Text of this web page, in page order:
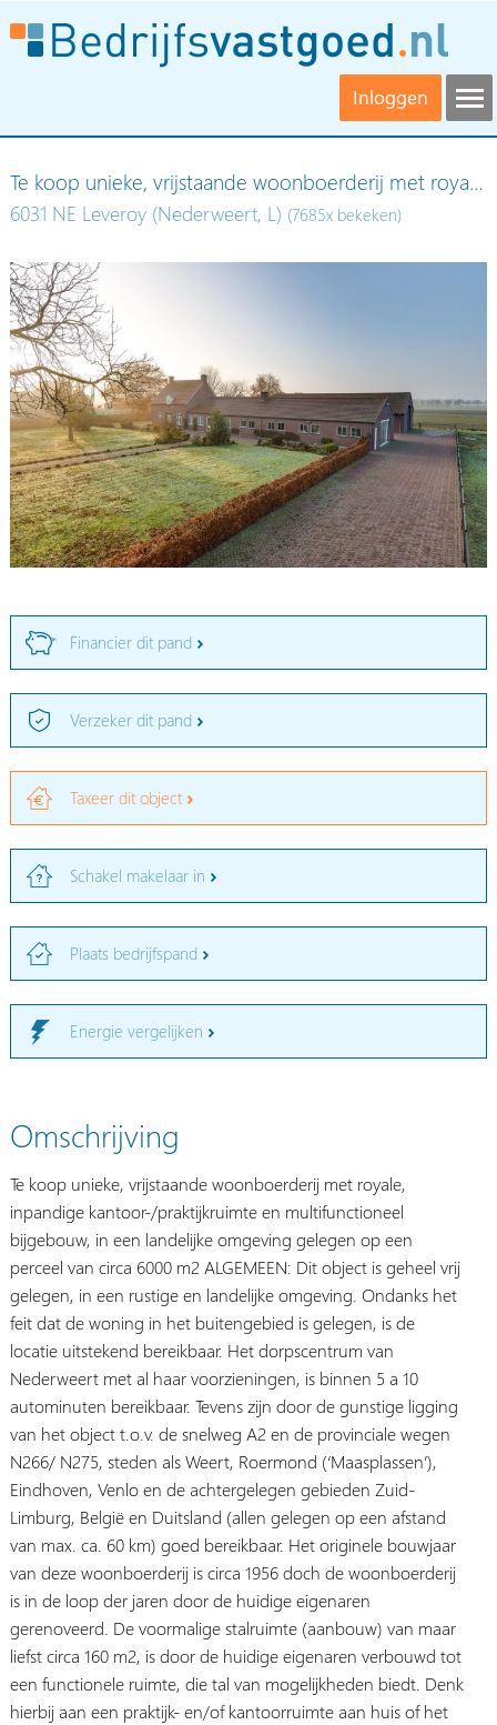
Inloggen
Te koop unieke, vrijstaande woonboerderij met roya…
6031 NE Leveroy (Nederweert, L) (7685x bekeken)
Financier dit pand
Verzeker dit pand
Taxeer dit object
Schakel makelaar in
Plaats bedrijfspand
Energie vergelijken
Omschrijving
Te koop unieke, vrijstaande woonboerderij met royale,
inpandige kantoor-/praktijkruimte en multifunctioneel
bijgebouw, in een landelijke omgeving gelegen op een
perceel van circa 6000 m2 ALGEMEEN: Dit object is geheel vrij
gelegen, in een rustige en landelijke omgeving. Ondanks het
feit dat de woning in het buitengebied is gelegen, is de
locatie uitstekend bereikbaar. Het dorpscentrum van
Nederweert met al haar voorzieningen, is binnen 5 a 10
autominuten bereikbaar. Tevens zijn door de gunstige ligging
van het object t.o.v. de snelweg A2 en de provinciale wegen
N266/ N275, steden als Weert, Roermond (‘Maasplassen’),
Eindhoven, Venlo en de achtergelegen gebieden Zuid-
Limburg, België en Duitsland (allen gelegen op een afstand
van max. ca. 60 km) goed bereikbaar. Het originele bouwjaar
van deze woonboerderij is circa 1956 doch de woonboerderij
is in de loop der jaren door de huidige eigenaren
gerenoveerd. De voormalige stalruimte (aanbouw) van maar
liefst circa 160 m2, is door de huidige eigenaren verbouwd tot
een functionele ruimte, die tal van mogelijkheden biedt. Denk
hierbij aan een praktijk- en/of kantoorruimte aan huis of het